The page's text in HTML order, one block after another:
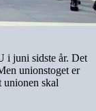
i juni sidste år. Det
unionstoget er
unionen skal